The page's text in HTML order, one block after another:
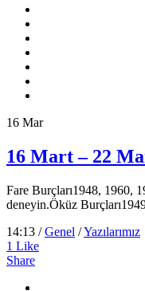
16 Mar
16 Mart – 22
Fare Burçları1948, 1960,
deneyin.Öküz
14:13 /Genel /Yazılarımız
1 Like
Share